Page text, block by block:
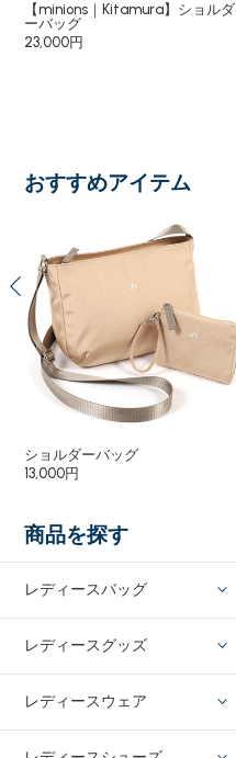
【minions｜Kitamura】ショルダ
ーバッグ
23,000円
おすすめアイテム
ショルダーバッグ
13,000円
商品を探す
レディースバッグ
レディースグッズ
レディースウェア